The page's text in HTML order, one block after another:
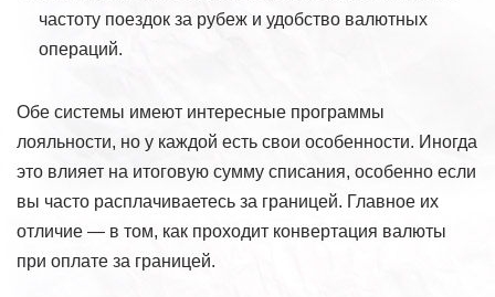
частоту поездок за рубеж и удобство валютных
операций.
Обе системы имеют интересные программы
лояльности, но у каждой есть свои особенности. Иногда
это влияет на итоговую сумму списания, особенно если
вы часто расплачиваетесь за границей. Главное их
отличие — в том, как проходит конвертация валюты
при оплате за границей.